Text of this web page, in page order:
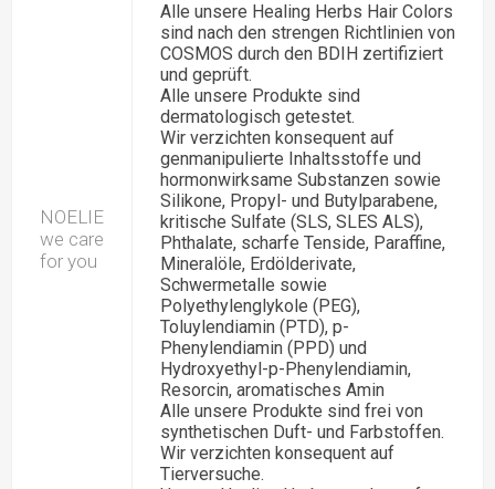
NOELIE
we care
for you
Alle unsere Healing Herbs Hair Colors
sind nach den strengen Richtlinien von
COSMOS durch den BDIH zertifiziert
und geprüft.
Alle unsere Produkte sind
dermatologisch getestet.
Wir verzichten konsequent auf
genmanipulierte Inhaltsstoffe und
hormonwirksame Substanzen sowie
Silikone, Propyl- und Butylparabene,
kritische Sulfate (SLS, SLES ALS),
Phthalate, scharfe Tenside, Paraffine,
Mineralöle, Erdölderivate,
Schwermetalle sowie
Polyethylenglykole (PEG),
Toluylendiamin (PTD), p-
Phenylendiamin (PPD) und
Hydroxyethyl-p-Phenylendiamin,
Resorcin, aromatisches Amin
Alle unsere Produkte sind frei von
synthetischen Duft- und Farbstoffen.
Wir verzichten konsequent auf
Tierversuche.